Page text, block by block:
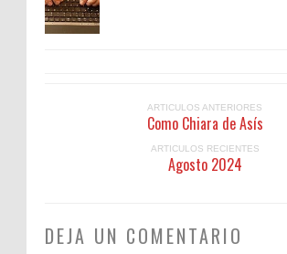
ARTICULOS ANTERIORES
Como Chiara de Asís
ARTICULOS RECIENTES
Agosto 2024
DEJA UN COMENTARIO